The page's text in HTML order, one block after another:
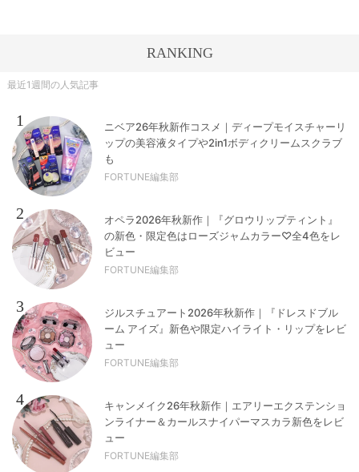
RANKING
最近1週間の人気記事
1
ニベア26年秋新作コスメ｜ディープモイスチャーリ
ップの美容液タイプや2in1ボディクリームスクラブ
も
FORTUNE編集部
2
オペラ2026年秋新作｜『グロウリップティント』
の新色・限定色はローズジャムカラー♡全4色をレ
ビュー
FORTUNE編集部
3
ジルスチュアート2026年秋新作｜『ドレスドブル
ーム アイズ』新色や限定ハイライト・リップをレビ
ュー
FORTUNE編集部
4
キャンメイク26年秋新作｜エアリーエクステンショ
ンライナー＆カールスナイパーマスカラ新色をレビ
ュー
FORTUNE編集部